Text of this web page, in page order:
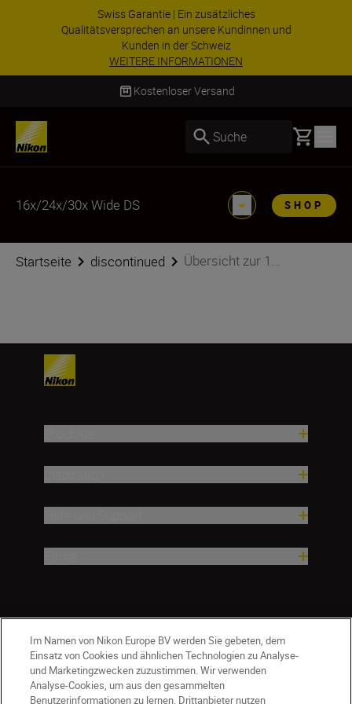
Swiss Garantie | Ein zusätzliches
Qualitätsversprechen an unsere Kundinnen und
Kunden in der Schweiz
WEITERE INFORMATIONEN
Kostenloser Versand
Suche Basket
16x/24x/30x Wide DS SHOP
Startseite discontinued Übersicht zur 1...
Im Namen von Nikon Europe BV werden Sie gebeten, dem
Einsatz von Cookies und ähnlichen Technologien zu Analyse-
und Marketingzwecken zuzustimmen. Wir verwenden
Analyse-Cookies, um aus den gesammelten
Benutzerinformationen zu lernen. Drittanbieter nutzen